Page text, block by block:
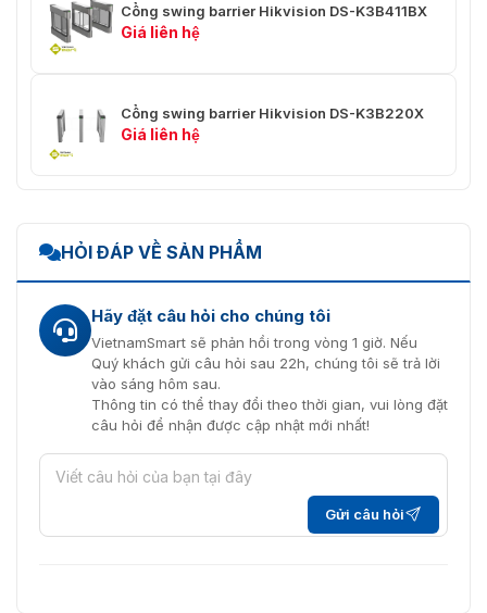
Cổng swing barrier Hikvision DS-K3B411BX
Giá liên hệ
Cổng swing barrier Hikvision DS-K3B220X
Giá liên hệ
HỎI ĐÁP VỀ SẢN PHẨM
Hãy đặt câu hỏi cho chúng tôi
VietnamSmart sẽ phản hồi trong vòng 1 giờ. Nếu
Quý khách gửi câu hỏi sau 22h, chúng tôi sẽ trả lời
vào sáng hôm sau.
Thông tin có thể thay đổi theo thời gian, vui lòng đặt
câu hỏi để nhận được cập nhật mới nhất!
Gửi câu hỏi